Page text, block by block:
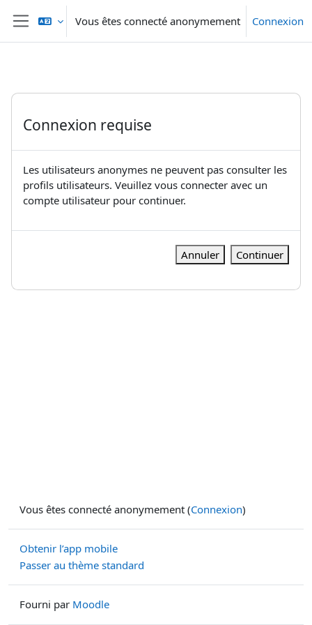
Passer au contenu principal
Panneau latéral
Vous êtes connecté anonymement Connexion
Connexion requise
Les utilisateurs anonymes ne peuvent pas consulter les
profils utilisateurs. Veuillez vous connecter avec un
compte utilisateur pour continuer.
Annuler Continuer
Vous êtes connecté anonymement (Connexion)
Obtenir l’app mobile
Passer au thème standard
Fourni par Moodle